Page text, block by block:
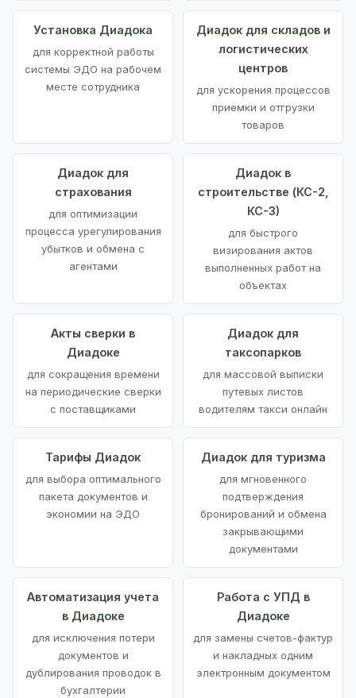
Установка Диадока
для корректной работы
системы ЭДО на рабочем
месте сотрудника
Диадок для складов и
логистических
центров
для ускорения процессов
приемки и отгрузки
товаров
Диадок для
страхования
для оптимизации
процесса урегулирования
убытков и обмена с
агентами
Диадок в
строительстве (КС-2,
КС-3)
для быстрого
визирования актов
выполненных работ на
объектах
Акты сверки в
Диадоке
для сокращения времени
на периодические сверки
с поставщиками
Диадок для
таксопарков
для массовой выписки
путевых листов
водителям такси онлайн
Тарифы Диадок
для выбора оптимального
пакета документов и
экономии на ЭДО
Диадок для туризма
для мгновенного
подтверждения
бронирований и обмена
закрывающими
документами
Автоматизация учета
в Диадоке
для исключения потери
документов и
дублирования проводок в
бухгалтерии
Работа с УПД в
Диадоке
для замены счетов-фактур
и накладных одним
электронным документом